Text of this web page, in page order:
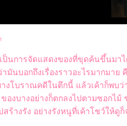
ป็นการจัดแสดงของที่ขุดค้นขึ้นมา
ามันบอกถึงเรื่องราวอะไรมากมา
งโบราณคดีในตึกนี้ แล้วเค้าก็พบว่
องบางอย่างก็ตกลงไปตามซอกไม้
สร้างรัง อย่างรังหนูที่เค้าโชว์ให้ดู